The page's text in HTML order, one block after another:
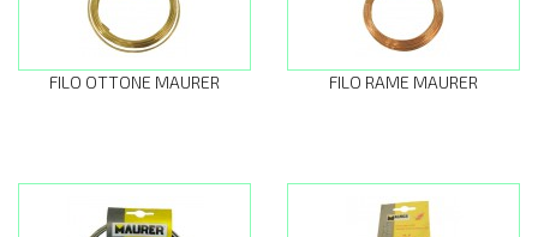
FILO OTTONE MAURER FILO RAME MAURER